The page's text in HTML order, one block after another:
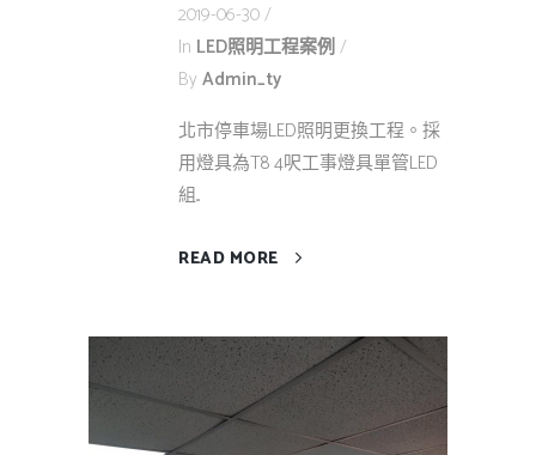
2019-06-30
In LED照明工程案例
By Admin_ty
北市停車場LED照明更換工程。採
用燈具為T8 4呎工事燈具單管LED
組...
READ MORE